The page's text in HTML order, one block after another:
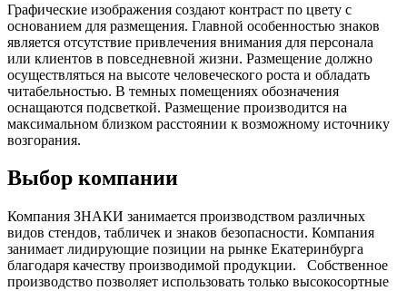
Графические изображения создают контраст по цвету с
основанием для размещения. Главной особенностью знаков
является отсутствие привлечения внимания для персонала
или клиентов в повседневной жизни. Размещение должно
осуществляться на высоте человеческого роста и обладать
читабельностью. В темных помещениях обозначения
оснащаются подсветкой. Размещение производится на
максимальном близком расстоянии к возможному источнику
возгорания.
Выбор компании
Компания ЗНАКИ занимается производством различных
видов стендов, табличек и знаков безопасности. Компания
занимает лидирующие позиции на рынке Екатеринбурга
благодаря качеству производимой продукции.
Собственное
производство позволяет использовать только высокосортные